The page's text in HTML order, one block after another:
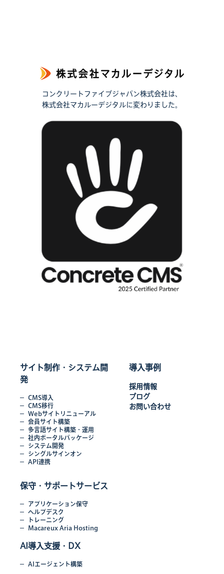
コンクリートファイブジャパン株式会社は、
株式会社マカルーデジタルに変わりました。
サイト制作・システム開
発
CMS導入
CMS移行
Webサイトリニューアル
会員サイト構築
多言語サイト構築・運用
社内ポータルパッケージ
システム開発
シングルサインオン
API連携
保守・サポートサービス
アプリケーション保守
ヘルプデスク
トレーニング
Macareux Aria Hosting
AI導入支援・DX
AIエージェント構築
導入事例
採用情報
ブログ
お問い合わせ